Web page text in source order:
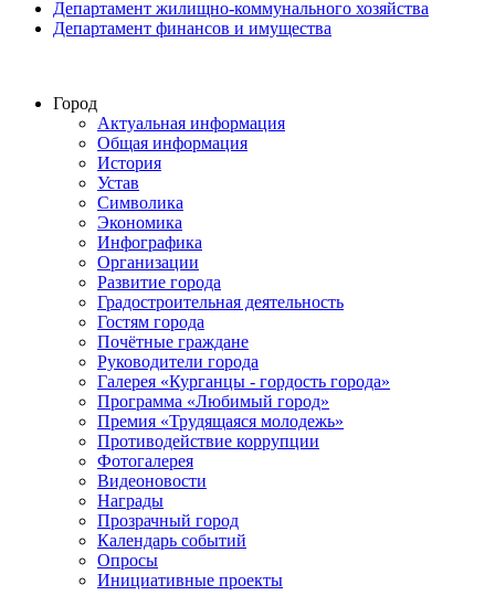
Департамент жилищно-коммунального хозяйства
Департамент финансов и имущества
Город
Актуальная информация
Общая информация
История
Устав
Символика
Экономика
Инфографика
Организации
Развитие города
Градостроительная деятельность
Гостям города
Почётные граждане
Руководители города
Галерея «Курганцы - гордость города»
Программа «Любимый город»
Премия «Трудящаяся молодежь»
Противодействие коррупции
Фотогалерея
Видеоновости
Награды
Прозрачный город
Календарь событий
Опросы
Инициативные проекты